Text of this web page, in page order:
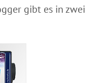
gibt es in zwei